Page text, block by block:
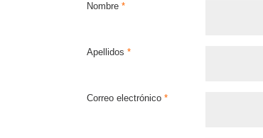
Nombre *
Apellidos *
Correo electrónico *